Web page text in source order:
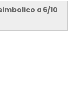
a 6/10